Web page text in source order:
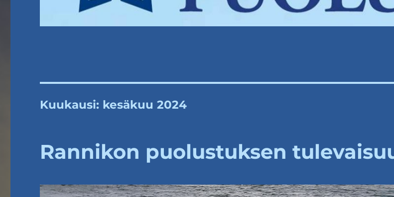
Kuukausi: kesäkuu 2024
Rannikon puolustuksen